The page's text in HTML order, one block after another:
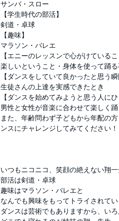
サンバ・スロー
【学生時代の部活】
剣道・卓球
【趣味】
マラソン・バレエ
【エニーのレッスンで心がけているこ
楽しいということ・身体を使って踊
【ダンスをしていて良かったと思う瞬
生徒さんの上達を実感できたとき
【ダンスを始めてみようと思う人にひ
男性と女性が音楽に合わせて楽しく
また、年齢問わず子どもから年配の
ンスにチャレンジしてみてください！
いつもニコニコ、笑顔の絶えない翔一
部活は剣道・卓球
趣味はマラソン・バレエと
なんでも興味をもってトライされてい
ダンスは芸術でもありますから、い